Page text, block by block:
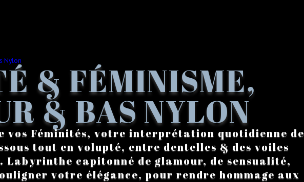
& FÉMINISME,
& BAS NYLON
vos Féminités, votre interprétation quotidienne de
tout en volupté, entre dentelles & des voiles
Labyrinthe capitonné de glamour, de sensualité,
votre élégance, pour rendre hommage aux